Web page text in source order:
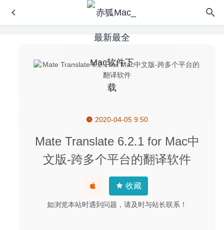
2020-04-05 9:50
Mate Translate 6.2.1 for Mac中
文版-跨多个平台的翻译软件
收藏
如浏览本站时遇到问题，请及时与站长联系！
Project Hospital (医院计划) 1.2.23584 中文版 – 模拟经营
File Cabinet Pro 7.9.2 – Finder任务栏扩展增强 2020-06-09
System Toolkit 2.3.1 – Mac系统维护工具箱 2020-08-23
Understand 5.1 (1020) for Mac- 源代码静态分析审查工具
Aiseesoft Mac Blu-ray Player 6.6.66 破解版 – 优秀的蓝光